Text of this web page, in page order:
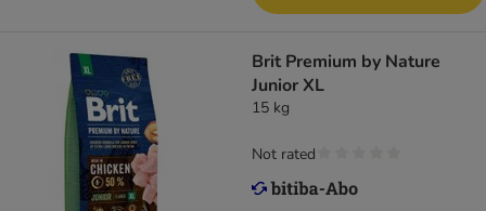
Brit Premium by Nature
Junior XL
15 kg
Not rated